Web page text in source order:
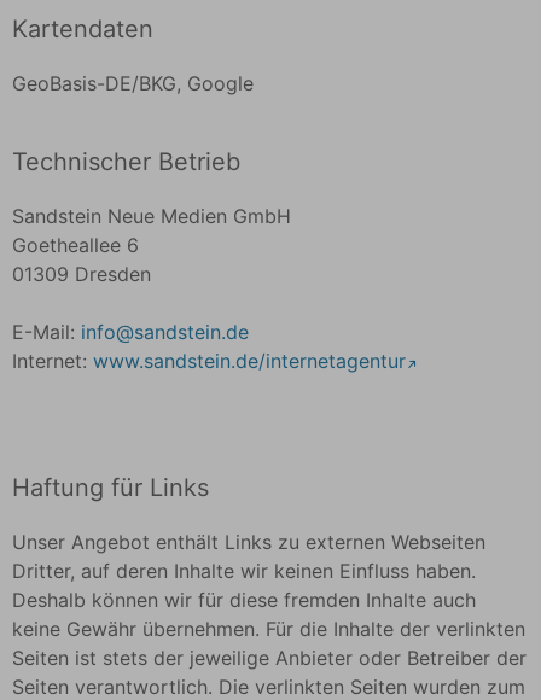
Kartendaten
GeoBasis-DE/BKG, Google
Technischer Betrieb
Sandstein Neue Medien GmbH
Goetheallee 6
01309 Dresden
E-Mail: info@sandstein.de
Internet: www.sandstein.de/internetagentur
Haftung für Links
Unser Angebot enthält Links zu externen Webseiten
Dritter, auf deren Inhalte wir keinen Einfluss haben.
Deshalb können wir für diese fremden Inhalte auch
keine Gewähr übernehmen. Für die Inhalte der verlinkten
Seiten ist stets der jeweilige Anbieter oder Betreiber der
Seiten verantwortlich. Die verlinkten Seiten wurden zum
angegebenen Orte. Dies stellt ein berechtigtes
DSGVO dar.